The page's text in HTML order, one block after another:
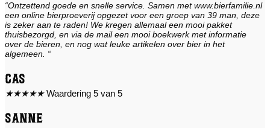
“Ontzettend goede en snelle service. Samen met www.bierfamilie.nl
een online bierproeverij opgezet voor een groep van 39 man, deze
is zeker aan te raden! We kregen allemaal een mooi pakket
thuisbezorgd, en via de mail een mooi boekwerk met informatie
over de bieren, en nog wat leuke artikelen over bier in het
algemeen. “
Cas
★★★★★ Waardering 5 van 5
Sanne